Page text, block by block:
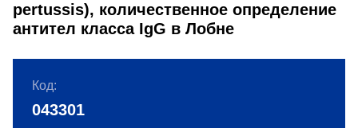
pertussis), количественное определение
антител класса IgG в Лобне
Код:
043301